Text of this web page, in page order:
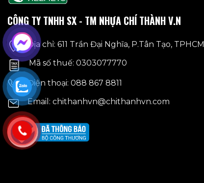
tùy
chọn
có
sản
CÔNG TY TNHH SX - TM NHỰA CHÍ THÀNH V.N
Địa chỉ: 611 Trần Đại Nghĩa, P.Tân Tạo, TPHCM
Mã số thuế: 0303077770
Điện thoại: 088 867 8811
Email: chithanhvn@chithanhvn.com